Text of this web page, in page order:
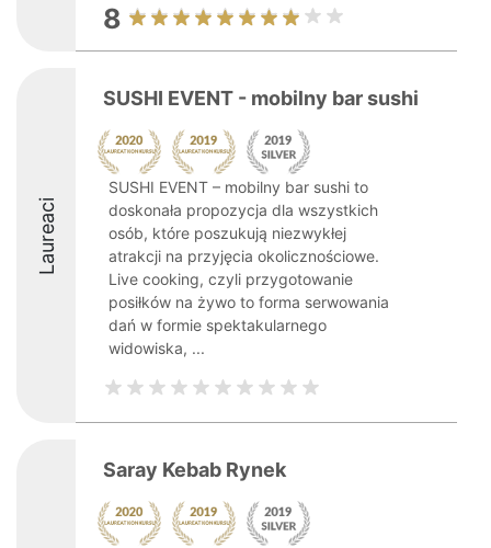
8
Laureaci
SUSHI EVENT - mobilny bar sushi
SUSHI EVENT – mobilny bar sushi to
doskonała propozycja dla wszystkich
osób, które poszukują niezwykłej
atrakcji na przyjęcia okolicznościowe.
Live cooking, czyli przygotowanie
posiłków na żywo to forma serwowania
dań w formie spektakularnego
widowiska, ...
Saray Kebab Rynek